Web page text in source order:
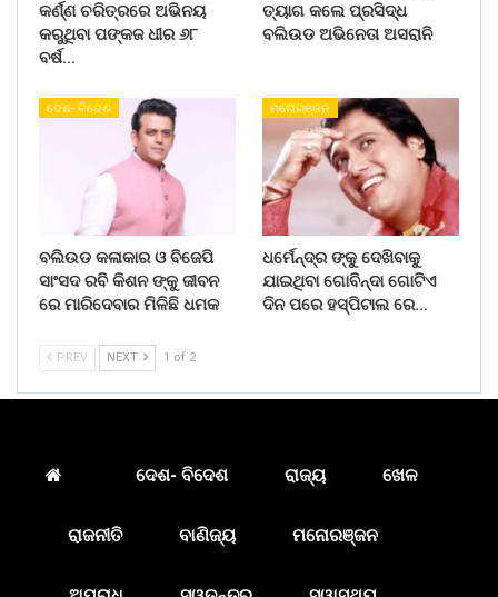
କର୍ଣ୍ଣ ଚରିତ୍ରରେ ଅଭିନୟ
କରୁଥିବା ପଙ୍କଜ ଧୀର ୬୮
ବର୍ଷ…
ତ୍ୟାଗ କଲେ ପ୍ରସିଦ୍ଧ
ବଲିଉଡ ଅଭିନେତା ଅସରାନି
ଦେଶ- ବିଦେଶ
ବଲିଉଡ କଳାକାର ଓ ବିଜେପି
ସାଂସଦ ରବି କିଶନ ଙ୍କୁ ଜୀବନ
ରେ ମାରିଦେବାର ମିଳିଛି ଧମକ
ମନୋରଞ୍ଜନ
ଧର୍ମେନ୍ଦ୍ର ଙ୍କୁ ଦେଖିବାକୁ
ଯାଇଥିବା ଗୋବିନ୍ଦା ଗୋଟିଏ
ଦିନ ପରେ ହସ୍ପିଟାଲ ରେ…
PREV NEXT 1 of 2
ଦେଶ- ବିଦେଶ ରାଜ୍ୟ ଖେଳ
ରାଜନୀତି ବାଣିଜ୍ୟ ମନୋରଞ୍ଜନ